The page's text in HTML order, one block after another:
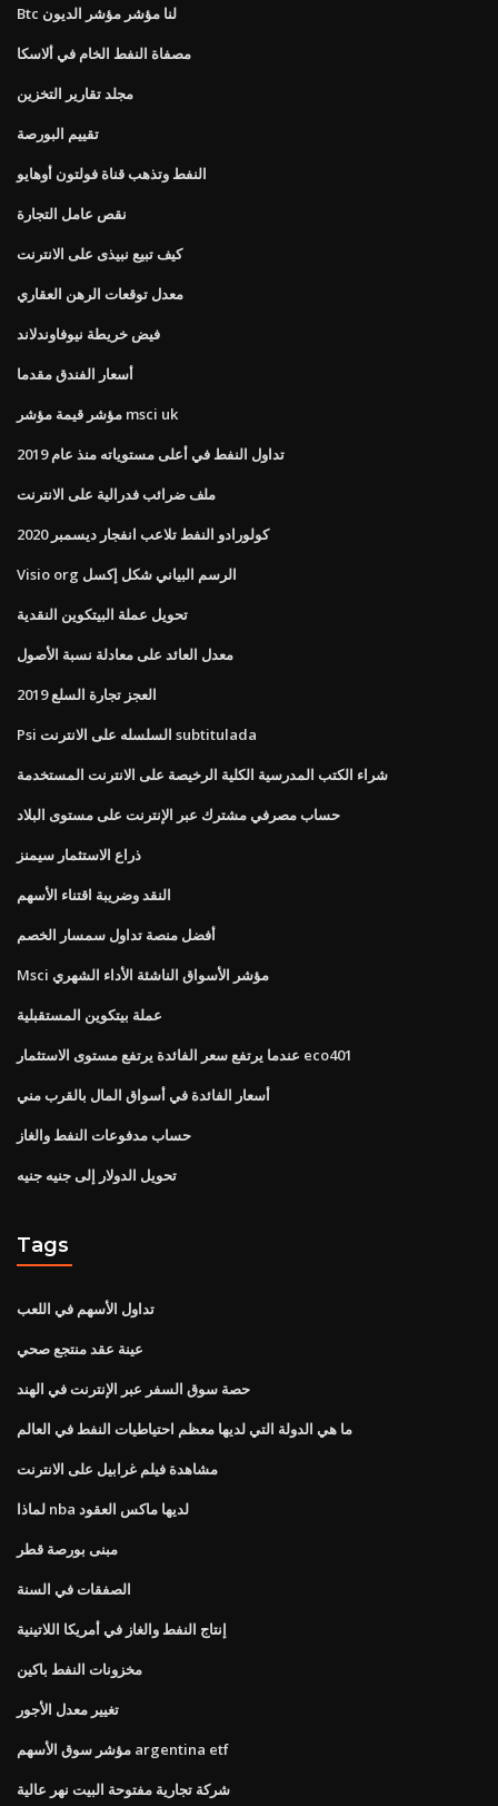
Btc لنا مؤشر مؤشر الديون
مصفاة النفط الخام في ألاسكا
مجلد تقارير التخزين
تقييم البورصة
النفط وتذهب قناة فولتون أوهايو
نقص عامل التجارة
كيف تبيع نبيذى على الانترنت
معدل توقعات الرهن العقاري
فيض خريطة نيوفاوندلاند
أسعار الفندق مقدما
مؤشر قيمة مؤشر msci uk
تداول النفط في أعلى مستوياته منذ عام 2019
ملف ضرائب فدرالية على الانترنت
كولورادو النفط تلاعب انفجار ديسمبر 2020
Visio org الرسم البياني شكل إكسل
تحويل عملة البيتكوين النقدية
معدل العائد على معادلة نسبة الأصول
العجز تجارة السلع 2019
Psi السلسله على الانترنت subtitulada
شراء الكتب المدرسية الكلية الرخيصة على الانترنت المستخدمة
حساب مصرفي مشترك عبر الإنترنت على مستوى البلاد
ذراع الاستثمار سيمنز
النقد وضريبة اقتناء الأسهم
أفضل منصة تداول سمسار الخصم
Msci مؤشر الأسواق الناشئة الأداء الشهري
عملة بيتكوين المستقبلية
عندما يرتفع سعر الفائدة يرتفع مستوى الاستثمار eco401
أسعار الفائدة في أسواق المال بالقرب مني
حساب مدفوعات النفط والغاز
تحويل الدولار إلى جنيه جنيه
Tags
تداول الأسهم في اللعب
عينة عقد منتجع صحي
حصة سوق السفر عبر الإنترنت في الهند
ما هي الدولة التي لديها معظم احتياطيات النفط في العالم
مشاهدة فيلم غرابيل على الانترنت
لماذا nba لديها ماكس العقود
مبنى بورصة قطر
الصفقات في السنة
إنتاج النفط والغاز في أمريكا اللاتينية
مخزونات النفط باكين
تغيير معدل الأجور
مؤشر سوق الأسهم argentina etf
شركة تجارية مفتوحة البيت نهر عالية